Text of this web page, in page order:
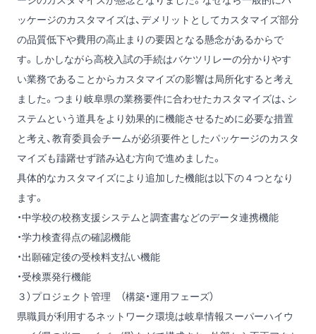
ッケージのカスタマイズは、デメリットとしてカスタマイズ部分
の品質低下や費用の高止まりの要因となる懸念があるからで
す。しかしながら高校入試の手続はバケツリレーの分かりやす
い業務であることからカスタマイズの影響は局所化すると考え
ました。つまり岐阜県の業務要件に合わせたカスタマイズは、シ
ステムという道具をより効果的に機能させるために必要な措置
と考え、教育委員会チームが必須要件としたパッケージのカスタ
マイズも躊躇せず踏み込む方向で進めました。
具体的なカスタマイズにより追加した機能は以下の４つとなり
ます。
・中学校の校務支援システムと調査書などのデータ連携機能
・学力検査得点の確認機能
・出願確定後の受検料支払い機能
・受検票発行機能
３）プロジェクト管理 （構築・運用フェーズ）
県職員が利用するネットワーク環境は岐阜情報スーパーハイウ